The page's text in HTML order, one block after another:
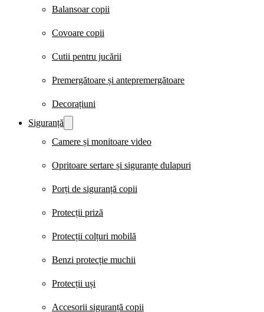
Balansoar copii
Covoare copii
Cutii pentru jucării
Premergătoare și antepremergătoare
Decorațiuni
Siguranță
Camere și monitoare video
Opritoare sertare și siguranțe dulapuri
Porți de siguranță copii
Protecții priză
Protecții colțuri mobilă
Benzi protecție muchii
Protecții uși
Accesorii siguranță copii